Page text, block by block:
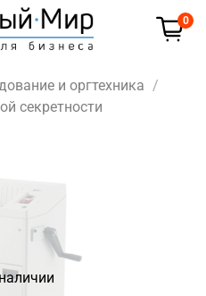
0
и оргтехника
секретности